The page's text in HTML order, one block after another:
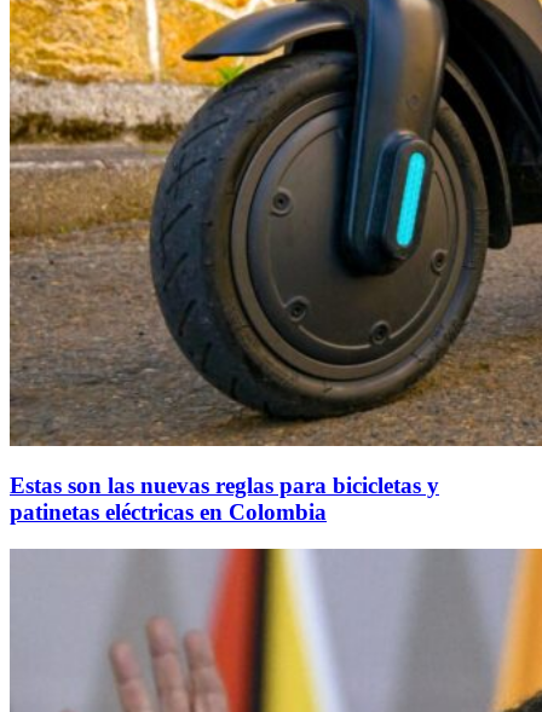
Estas son las nuevas reglas para bicicletas y
patinetas eléctricas en Colombia